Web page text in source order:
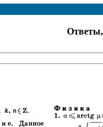
Ответы,